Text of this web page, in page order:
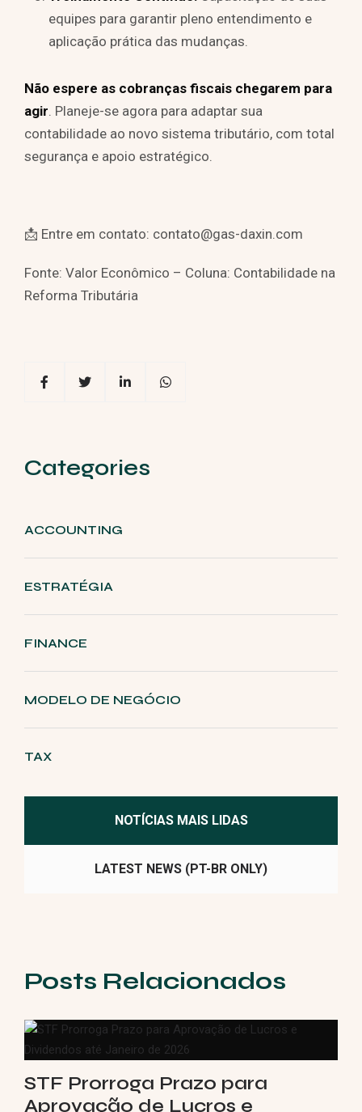
equipes para garantir pleno entendimento e
aplicação prática das mudanças.
Não espere as cobranças fiscais chegarem para
agir. Planeje-se agora para adaptar sua
contabilidade ao novo sistema tributário, com total
segurança e apoio estratégico.
📩 Entre em contato: contato@gas-daxin.com
Fonte: Valor Econômico – Coluna: Contabilidade na
Reforma Tributária
Categories
ACCOUNTING
ESTRATÉGIA
FINANCE
MODELO DE NEGÓCIO
TAX
NOTÍCIAS MAIS LIDAS
LATEST NEWS (PT-BR ONLY)
Posts Relacionados
STF Prorroga Prazo para
Aprovação de Lucros e